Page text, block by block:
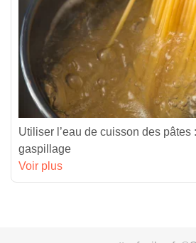
Utiliser l’eau de cuisson des pâtes
gaspillage
Voir plus